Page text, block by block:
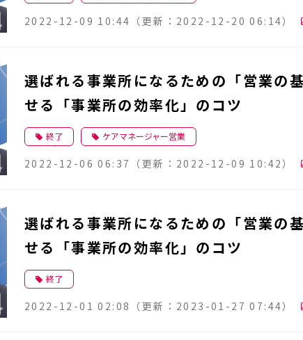
2022-12-09 10:44 （更新： 2022-12-20 06:14）
選ばれる事業所になるための「営業の
せる「事業所の効率化」のコツ
終了 ケアマネージャー営業
2022-12-06 06:37 （更新： 2022-12-09 10:42）
選ばれる事業所になるための「営業の
せる「事業所の効率化」のコツ
終了
2022-12-01 02:08 （更新： 2023-01-27 07:44）